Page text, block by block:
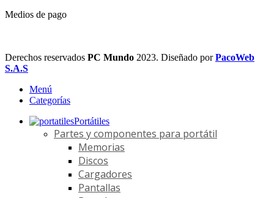
Medios de pago
Derechos reservados PC Mundo 2023. Diseñado porPacoWeb
S.A.S
Menú
Categorías
Portátiles
Partes y componentes para portátil
Memorias
Discos
Cargadores
Pantallas